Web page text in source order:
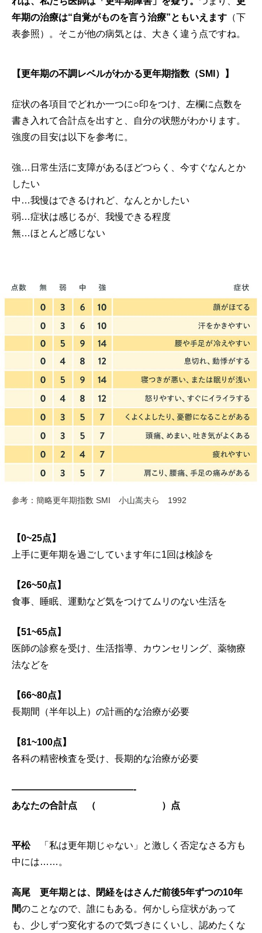
年期の治療は“自覚がものを言う治療”ともいえます （下
表参照）。そこが他の病気とは、大きく違う点ですね。
【更年期の不調レベルがわかる更年期指数（SMI）】
症状の各項目でどれか一つに○印をつけ、左欄に点数を
書き入れて合計点を出すと、自分の状態がわかります。
強度の目安は以下を参考に。
強…日常生活に支障があるほどつらく、今すぐなんとか
したい
中…我慢はできるけれど、なんとかしたい
弱…症状は感じるが、我慢できる程度
無…ほとんど感じない
参考：簡略更年期指数 SMI 小山嵩夫ら 1992
【0~25点】
上手に更年期を過ごしています年に1回は検診を
【26~50点】
食事、睡眠、運動など気をつけてムリのない生活を
【51~65点】
医師の診察を受け、生活指導、カウンセリング、薬物療
法などを
【66~80点】
長期間（半年以上）の計画的な治療が必要
【81~100点】
各科の精密検査を受け、長期的な治療が必要
—————————————-
あなたの合計点 （ ）点
平松「私は更年期じゃない」と激しく否定なさる方も
中には……。
高尾
更年期とは、閉経をはさんだ前後5年ずつの10年
間のことなので、誰にもある。何かしら症状があって
も、少しずつ変化するので気づきにくいし、認めたくな